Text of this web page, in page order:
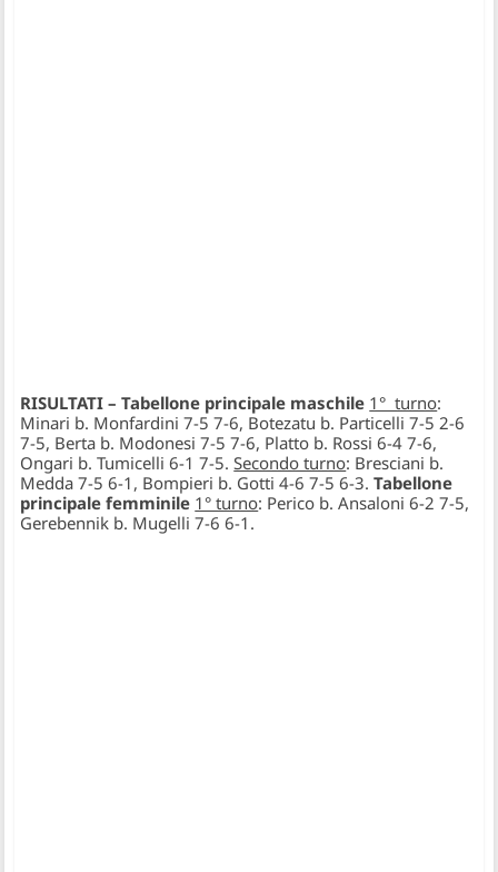
RISULTATI –Tabellone principale maschile 1° turno:
Minari b. Monfardini 7-5 7-6, Botezatu b. Particelli 7-5 2-6
7-5, Berta b. Modonesi 7-5 7-6, Platto b. Rossi 6-4 7-6,
Ongari b. Tumicelli 6-1 7-5.Secondo turno: Bresciani b.
Medda 7-5 6-1, Bompieri b. Gotti 4-6 7-5 6-3.Tabellone
principale femminile 1° turno: Perico b. Ansaloni 6-2 7-5,
Gerebennik b. Mugelli 7-6 6-1.